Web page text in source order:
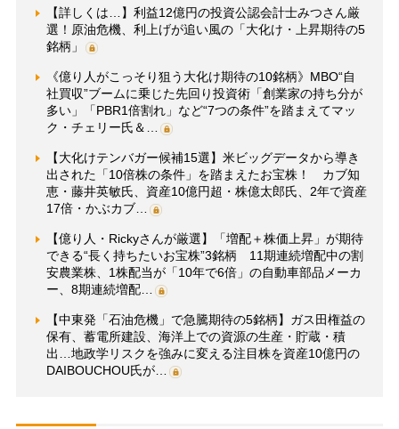
【詳しくは…】利益12億円の投資公認会計士みつさん厳
選！原油危機、利上げが追い風の「大化け・上昇期待の5
銘柄」
《億り人がこっそり狙う大化け期待の10銘柄》MBO“自
社買収”ブームに乗じた先回り投資術「創業家の持ち分が
多い」「PBR1倍割れ」など“7つの条件”を踏まえてマッ
ク・チェリー氏＆…
【大化けテンバガー候補15選】米ビッグデータから導き
出された「10倍株の条件」を踏まえたお宝株！ カブ知
恵・藤井英敏氏、資産10億円超・株億太郎氏、2年で資産
17倍・かぶカブ…
【億り人・Rickyさんが厳選】「増配＋株価上昇」が期待
できる“長く持ちたいお宝株”3銘柄 11期連続増配中の割
安農業株、1株配当が「10年で6倍」の自動車部品メーカ
ー、8期連続増配…
【中東発「石油危機」で急騰期待の5銘柄】ガス田権益の
保有、蓄電所建設、海洋上での資源の生産・貯蔵・積
出…地政学リスクを強みに変える注目株を資産10億円の
DAIBOUCHOU氏が…